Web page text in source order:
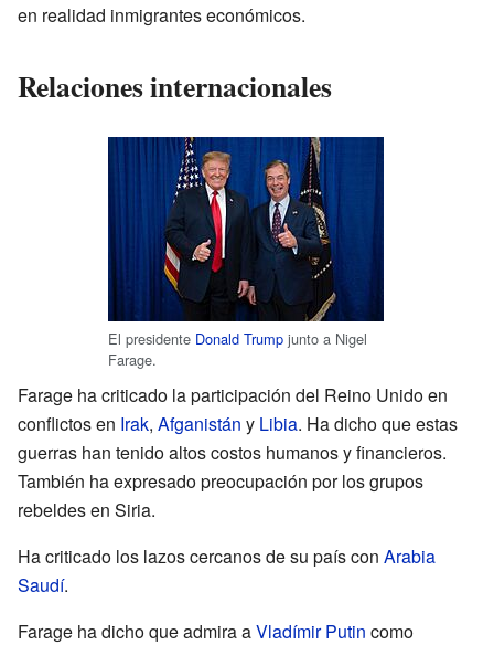
en realidad inmigrantes económicos.
Relaciones internacionales
El presidente Donald Trump junto a Nigel
Farage.
Farage ha criticado la participación del Reino Unido en
conflictos en Irak, Afganistán y Libia. Ha dicho que estas
guerras han tenido altos costos humanos y financieros.
También ha expresado preocupación por los grupos
rebeldes en Siria.
Ha criticado los lazos cercanos de su país con Arabia
Saudí.
Farage ha dicho que admira aVladímir Putin como